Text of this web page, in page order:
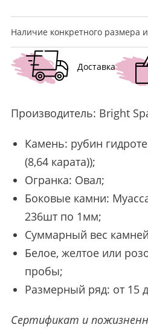
Наличие конкретного размера
Доставка
Производитель: Bright
Камень: рубин
(8,64 карата));
Огранка: Овал;
Боковые камни:
236шт по 1мм;
Суммарный вес
Белое, желтое или
пробы;
Размерный ряд: от 15
Сертификат и